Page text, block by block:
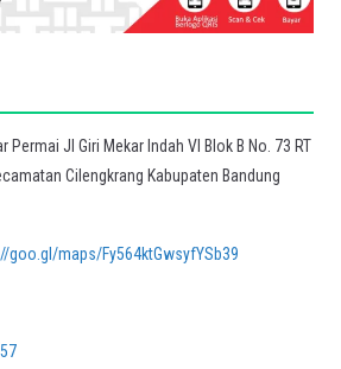
Permai Jl Giri Mekar Indah VI Blok B No. 73 RT
Cilengkrang Kabupaten Bandung
goo.gl/maps/Fy564ktGwsyfYSb39